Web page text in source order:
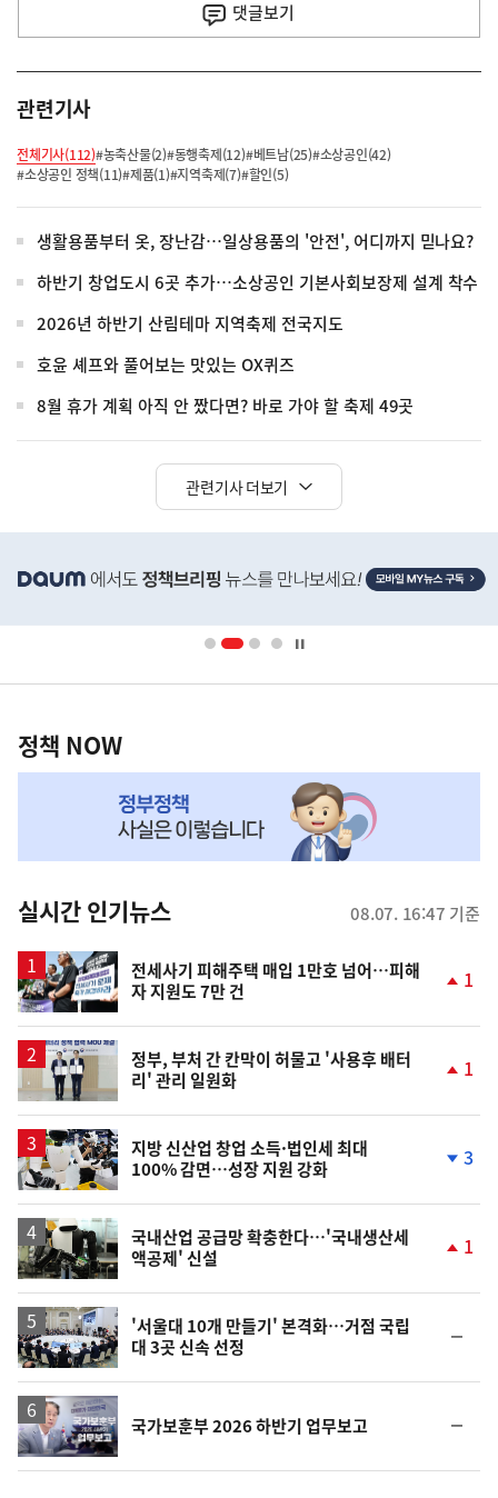
댓글보기
관련기사
전체기사(112)#농축산물(2)#동행축제(12)#베트남(25)#소상공인(42)
#소상공인 정책(11)#제품(1)#지역축제(7)#할인(5)
생활용품부터 옷, 장난감…일상용품의 '안전', 어디까지 믿나요?
하반기 창업도시 6곳 추가…소상공인 기본사회보장제 설계 착수
2026년 하반기 산림테마 지역축제 전국지도
호윤 셰프와 풀어보는 맛있는 OX퀴즈
8월 휴가 계획 아직 안 짰다면? 바로 가야 할 축제 49곳
관련기사 더보기
단
영
책
NOW,
뉴
스
정책 NOW
실시간 인기뉴스 08.07. 16:47 기준
전세사기 피해주택 매입 1만호 넘어…피해
자 지원도 7만 건
상
1
정부, 부처 간 칸막이 허물고 '사용후 배터
리' 관리 일원화
상
1
지방 신산업 창업 소득·법인세 최대
100% 감면…성장 지원 강화
하
3
국내산업 공급망 확충한다…'국내생산세
액공제' 신설
상
1
'서울대 10개 만들기' 본격화…거점 국립
대 3곳 신속 선정
일
영
상
국가보훈부 2026 하반기 업무보고
일